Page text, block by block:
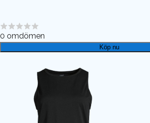
0 omdömen
Köp nu